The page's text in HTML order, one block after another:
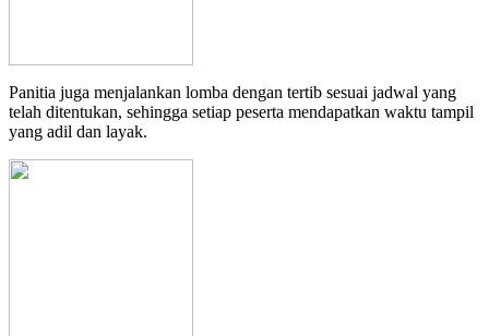
Panitia juga menjalankan lomba dengan tertib sesuai jadwal yang
telah ditentukan, sehingga setiap peserta mendapatkan waktu tampil
yang adil dan layak.